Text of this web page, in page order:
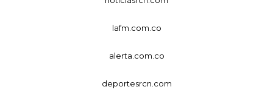
lafm.com.co
alerta.com.co
deportesrcn.com